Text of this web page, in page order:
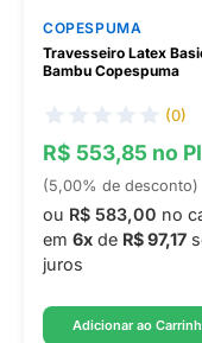
COPESPUMA
Travesseiro Latex
Bambu Copespuma
(0)
R$ 553,85 no
(5,00% de desconto)
ou R$ 583,00 no
em 6x de R$ 97,17
juros
Adicionar ao